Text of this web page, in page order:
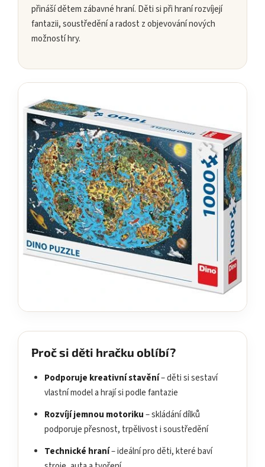
přináší dětem zábavné hraní. Děti si při hraní rozvíjejí
fantazii, soustředění a radost z objevování nových
možností hry.
Proč si děti hračku oblíbí?
Podporuje kreativní stavění– děti si sestaví
vlastní model a hrají si podle fantazie
Rozvíjí jemnou motoriku– skládání dílků
podporuje přesnost, trpělivost i soustředění
Technické hraní– ideální pro děti, které baví